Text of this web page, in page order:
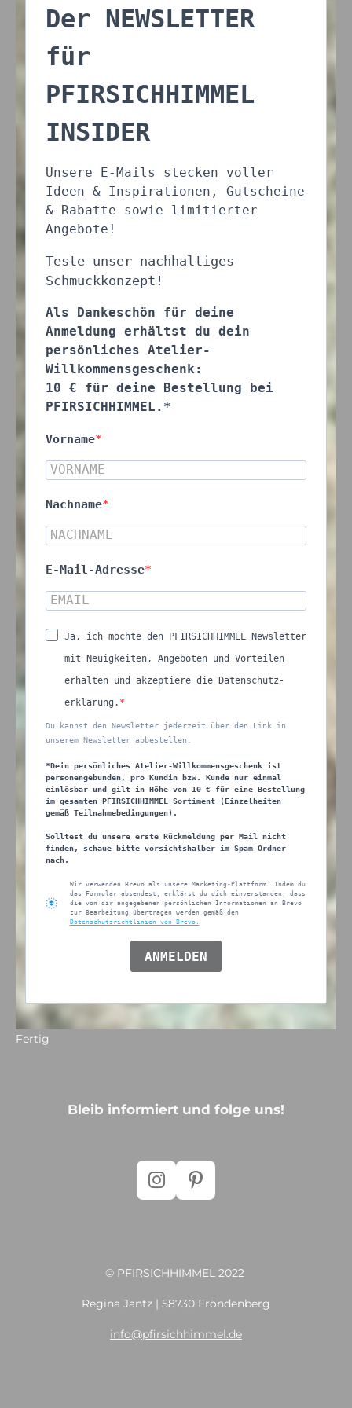
Der NEWSLETTER
für
PFIRSICHHIMMEL
INSIDER
Unsere E-Mails stecken voller
Ideen & Inspirationen, Gutscheine
& Rabatte sowie limitierter
Angebote!
Teste unser nachhaltiges
Schmuckkonzept!
Als Dankeschön für deine
Anmeldung erhältst du dein
persönliches Atelier-
Willkommensgeschenk:
10 € für deine Bestellung bei
PFIRSICHHIMMEL.*
Vorname
Nachname
E-Mail-Adresse
Ja, ich möchte den PFIRSICHHIMMEL Newsletter
mit Neuigkeiten, Angeboten und Vorteilen
erhalten und akzeptiere die Datenschutz-
erklärung.
Du kannst den Newsletter jederzeit über den Link in
unserem Newsletter abbestellen.
*Dein persönliches Atelier-Willkommensgeschenk ist
personengebunden, pro Kundin bzw. Kunde nur einmal
einlösbar und gilt in Höhe von 10 € für eine Bestellung
im gesamten PFIRSICHHIMMEL Sortiment (Einzelheiten
gemäß Teilnahmebedingungen).
Solltest du unsere erste Rückmeldung per Mail nicht
finden, schaue bitte vorsichtshalber im Spam Ordner
nach.
Wir verwenden Brevo als unsere Marketing-Plattform. Indem du
das Formular absendest, erklärst du dich einverstanden, dass
die von dir angegebenen persönlichen Informationen an Brevo
zur Bearbeitung übertragen werden gemäß den
Datenschutzrichtlinien von Brevo.
ANMELDEN
Fertig
Bleib informiert und folge uns!
I
g
r
m
P
r
e
t
© PFIRSICHHIMMEL 2022
Regina Jantz | 58730 Fröndenberg
info@pfirsichhimmel.de